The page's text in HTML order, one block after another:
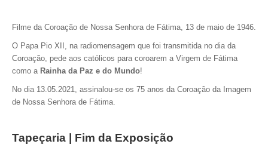
Filme da Coroação de Nossa Senhora de Fátima, 13 de maio de 1946.
O Papa Pio XII, na radiomensagem que foi transmitida no dia da
Coroação, pede aos católicos para coroarem a Virgem de Fátima
como a Rainha da Paz e do Mundo!
No dia 13.05.2021, assinalou-se os 75 anos da Coroação da Imagem
de Nossa Senhora de Fátima.
Tapeçaria | Fim da Exposição